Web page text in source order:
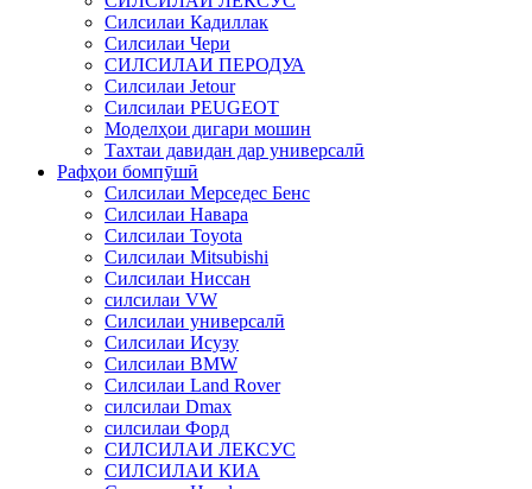
Силсилаи Кадиллак
Силсилаи Чери
СИЛСИЛАИ ПЕРОДУА
Силсилаи Jetour
Силсилаи PEUGEOT
Моделҳои дигари мошин
Тахтаи давидан дар универсалӣ
Рафҳои бомпӯшӣ
Силсилаи Мерседес Бенс
Силсилаи Навара
Силсилаи Toyota
Силсилаи Mitsubishi
Силсилаи Ниссан
силсилаи VW
Силсилаи универсалӣ
Силсилаи Исузу
Силсилаи BMW
Силсилаи Land Rover
силсилаи Dmax
силсилаи Форд
СИЛСИЛАИ ЛЕКСУС
СИЛСИЛАИ КИА